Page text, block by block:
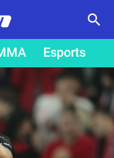
search
Esports